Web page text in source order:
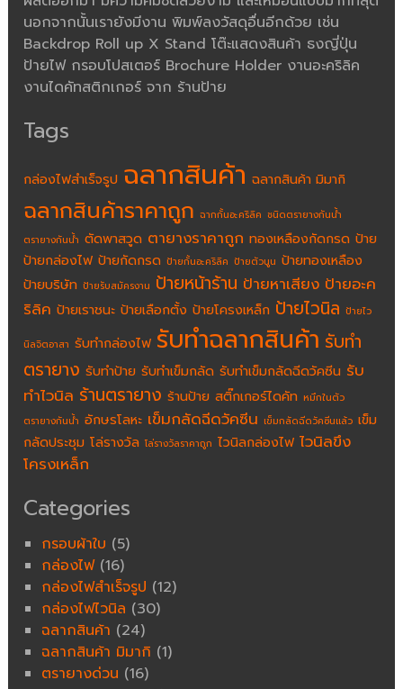
นอกจากนั้นเรายังมีงาน พิมพ์ลงวัสดุอื่นอีกด้วย เช่น
Backdrop Roll up X Stand โต๊ะแสดงสินค้า ธงญี่ปุ่น
ป้ายไฟ กรอบโปสเตอร์ Brochure Holder งานอะคริลิค
งานไดคัทสติกเกอร์ จาก ร้านป้าย
Tags
กล่องไฟสำเร็จรูป ฉลากสินค้า ฉลากสินค้า มิมากิ
ฉลากสินค้าราคาถูก ฉากกั้นอะคริลิค ชนิดตรายางกันน้ำ
ตรายางกันน้ำ ตัดพาสวูด ตายางราคาถูก ทองเหลืองกัดกรด ป้าย
ป้ายกล่องไฟ ป้ายกัดกรด ป้ายกั้นอะคริลิค ป้ายตัวนูน ป้ายทองเหลือง
ป้ายบริษัท ป้ายรับสมัครงาน ป้ายหน้าร้าน ป้ายหาเสียง ป้ายอะค
ริลิค ป้ายเราชนะ ป้ายเลือกตั้ง ป้ายโครงเหล็ก ป้ายไวนิล ป้ายไว
นิลจิตอาสา รับทำกล่องไฟ รับทำฉลากสินค้า รับทำ
ตรายาง รับทำป้าย รับทำเข็มกลัด รับทำเข็มกลัดฉีดวัคซีน รับ
ทำไวนิล ร้านตรายาง ร้านป้าย สติ๊กเกอร์ไดคัท หมึกในตัว
ตรายางกันน้ำ อักษรโลหะ เข็มกลัดฉีดวัคซีน เข็มกลัดฉีดวัคซีนแล้ว เข็ม
กลัดประชุม โล่รางวัล โล่รางวัลราคาถูก ไวนิลกล่องไฟ ไวนิลขึง
โครงเหล็ก
Categories
กรอบผ้าใบ (5)
กล่องไฟ(16)
กล่องไฟสำเร็จรูป (12)
กล่องไฟไวนิล (30)
ฉลากสินค้า (24)
ฉลากสินค้า มิมากิ (1)
ตรายางด่วน (16)